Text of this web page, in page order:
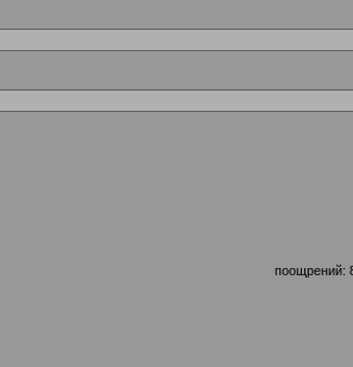
поощрений: